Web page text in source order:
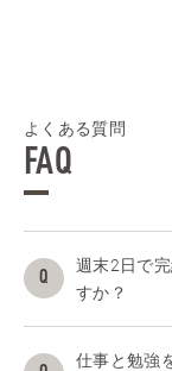
よくある質問
FAQ
週末2日で
すか？
仕事と勉強